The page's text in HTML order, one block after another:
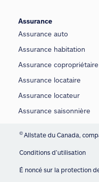
Assurance
Assurance auto
Assurance habitation
Assurance copropriétaire
Assurance locataire
Assurance locateur
Assurance saisonnière
©Allstate du Canada,
Conditions d’utilisation
É noncé sur la protection